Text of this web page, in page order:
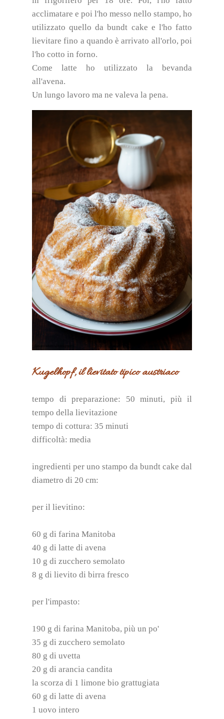
acclimatare e poi l'ho messo nello stampo, ho
utilizzato quello da bundt cake e l'ho fatto
lievitare fino a quando è arrivato all'orlo, poi
l'ho cotto in forno.
Come latte ho utilizzato la bevanda
all'avena.
Un lungo lavoro ma ne valeva la pena.
Kugelhopf, il lievitato tipico austriaco
tempo di preparazione: 50 minuti, più il
tempo della lievitazione
tempo di cottura: 35 minuti
difficoltà: media
ingredienti per uno stampo da bundt cake dal
diametro di 20 cm:
per il lievitino:
60 g di farina Manitoba
40 g di latte di avena
10 g di zucchero semolato
8 g di lievito di birra fresco
per l'impasto:
190 g di farina Manitoba, più un po'
35 g di zucchero semolato
80 g di uvetta
20 g di arancia candita
la scorza di 1 limone bio grattugiata
60 g di latte di avena
1 uovo intero